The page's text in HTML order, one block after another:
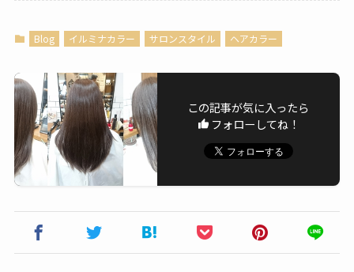
Blog イルミナカラー サロンスタイル ヘアカラー
この記事が気に入ったら
フォローしてね！